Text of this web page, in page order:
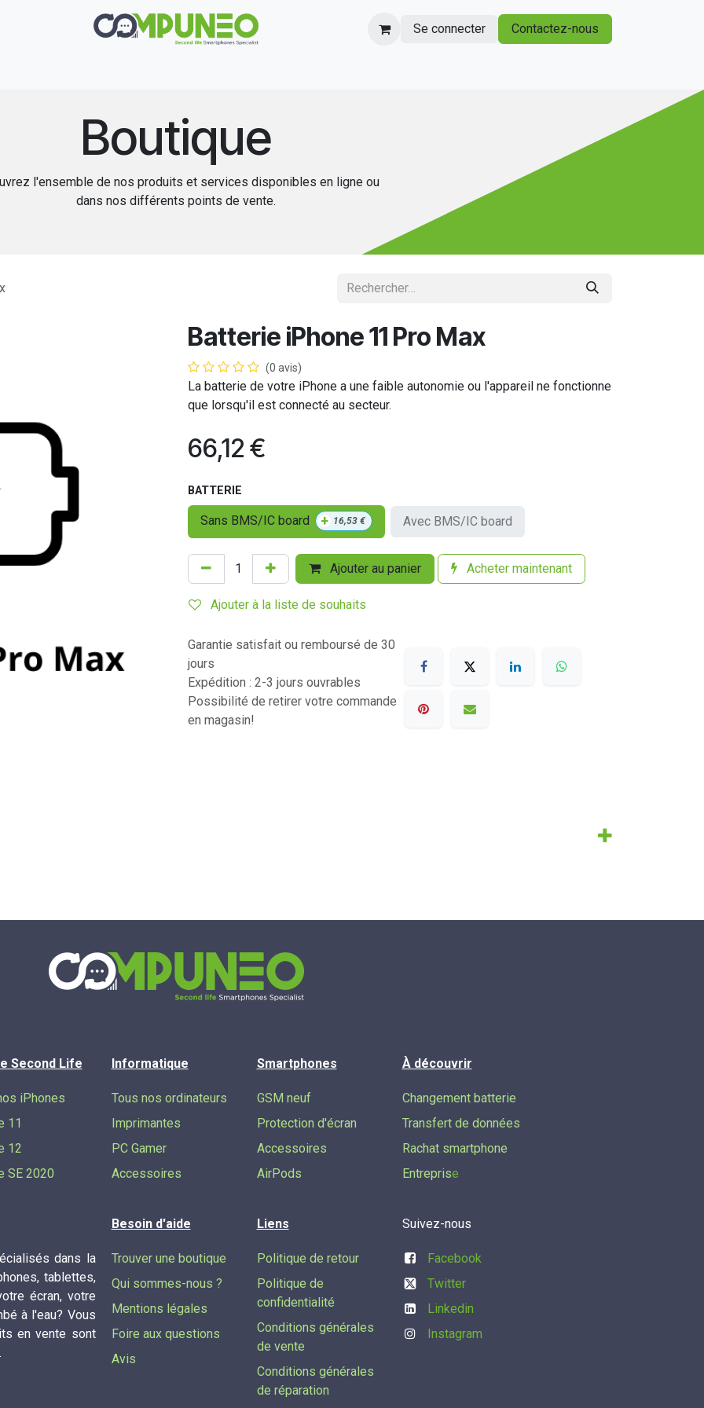
Se connecter Contactez-nous
Boutique
l'ensemble de nos produits et services disponibles en ligne ou
dans nos différents points de vente.
Batterie iPhone 11 Pro Max
(0 avis)
La batterie de votre iPhone a une faible autonomie ou l'appareil ne fonctionne
que lorsqu'il est connecté au secteur.
66,12 €
BATTERIE
Sans BMS/IC board + 16,53 € Avec BMS/IC board
Ajouter au panier Acheter maintenant
Ajouter à la liste de souhaits
Garantie satisfait ou remboursé de 30
jours
Expédition : 2-3 jours ouvrables
Possibilité de retirer votre commande
en magasin!
dans la
tablettes,
écran, votre
à l'eau? Vous
en vente sont
Informatique
Tous nos ordinateurs
Imprimantes
PC Gamer
Accessoires
Smartphones
GSM neuf
Protection d'écran
Accessoires
AirPods
À découvrir
Changement batterie
Transfert de données​
Rachat smartphone
Entreprise
Second Life
iPhones
11
12
SE 2020
Besoin d'aide
Trouver une boutique
Qui sommes-nous ?
Mentions légales
Foire aux questions
Avis
Liens
Politique de retour
Politique de
confidentialité
Conditions générales
de vente
Conditions générales
de réparation
Suivez-nous
Facebook
Twitter
Linkedin
Instagram